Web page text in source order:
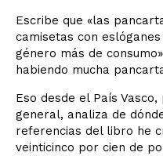
Escribe que «las
camisetas con
género más de
habiendo mucha
Eso desde el País
general, analiza de
referencias del libro he
veinticinco por cien de